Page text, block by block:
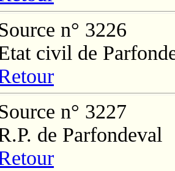
n° 3226
civil de
n° 3227
de Parfondeval